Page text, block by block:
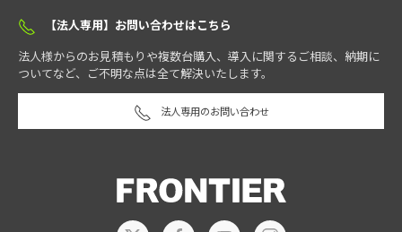
【法人専用】お問い合わせはこちら
法人様からのお見積もりや複数台購入、導入に関するご相談、納期に
ついてなど、ご不明な点は全て解決いたします。
法人専用のお問い合わせ